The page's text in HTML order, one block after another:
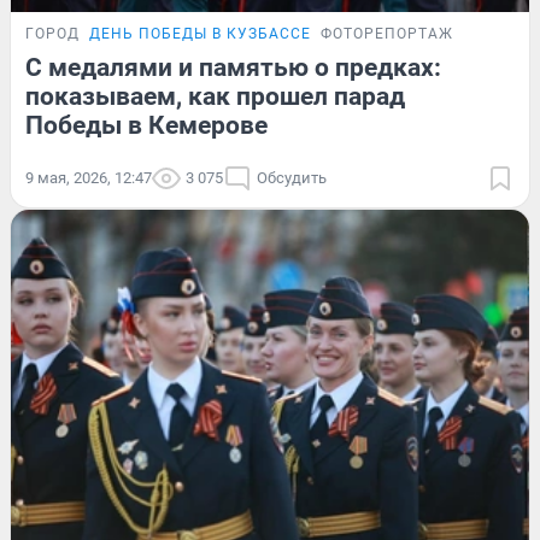
ГОРОД ДЕНЬ ПОБЕДЫ В КУЗБАССЕ ФОТОРЕПОРТАЖ
С медалями и памятью о предках:
показываем, как прошел парад
Победы в Кемерове
9 мая, 2026, 12:47 3 075 Обсудить